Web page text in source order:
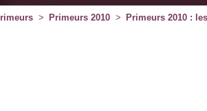
Primeurs 2010 Primeurs 2010 :